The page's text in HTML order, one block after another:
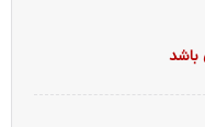
باشد